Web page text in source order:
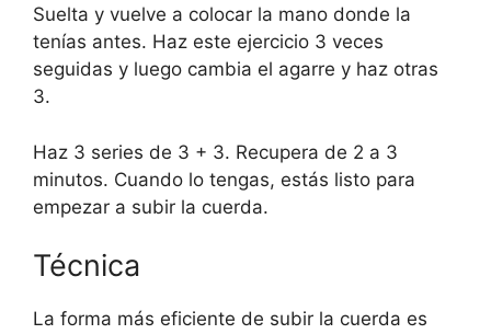
Suelta y vuelve a colocar la mano donde la
tenías antes. Haz este ejercicio 3 veces
seguidas y luego cambia el agarre y haz otras
3.
Haz 3 series de 3 + 3. Recupera de 2 a 3
minutos. Cuando lo tengas, estás listo para
empezar a subir la cuerda.
Técnica
La forma más eficiente de subir la cuerda es